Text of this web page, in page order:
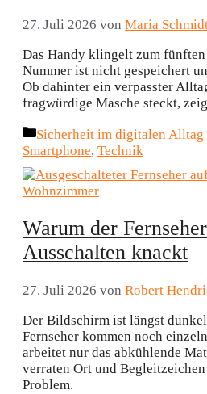
27. Juli 2026 von Maria
Das Handy klingelt zum
Nummer ist nicht gespeichert
Ob dahinter ein verpasster
fragwürdige Masche steckt,
Kategorien
Sicherheit im digitalen Alltag
Smartphone, Technik
Warum der
Ausschalten knackt
27. Juli 2026 von Robert
Der Bildschirm ist längst
Fernseher kommen noch
arbeitet nur das abkühlende
verraten Ort und Begleitzeichen
Problem.